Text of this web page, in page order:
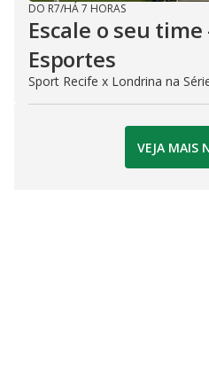
DO R7/HÁ 7 HORAS
Escale o seu
Esportes
Sport Recife x Londrina na
VEJA MAIS